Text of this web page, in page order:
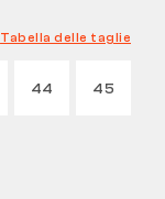
Tabella delle taglie
44 45